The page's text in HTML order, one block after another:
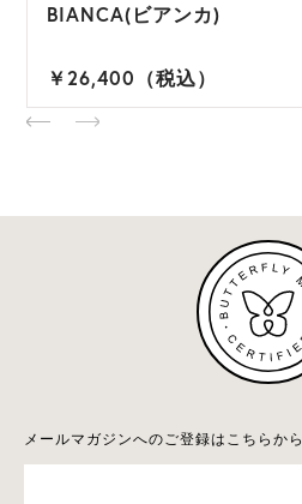
BIANCA(ビアンカ)
￥26,400（税込）
メールマガジンへのご登録はこちらから